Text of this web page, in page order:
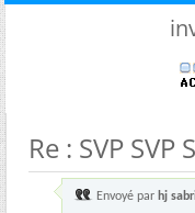
Re : SVP SVP
Envoyé par hj